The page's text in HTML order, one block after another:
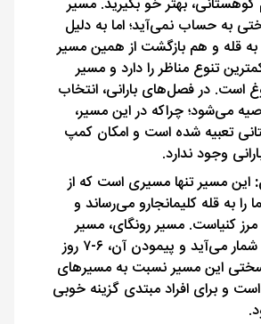
کوهستانی، بهتر خو بگیرید. مسیر
به حساب نمی‌آید؛ اما به دلیل
قله و هم بازگشت از همین مسیر
تنوع مناظر را دارد و مسیر
است. در فصل‌های بارانی، انتخاب
می‌شود؛ چراکه در این مسیر،
تعبیه شده است و امکان کمپ
وجود ندارد.
این مسیر تنها مسیری است که از
را به قله کلیمانجارو می‌رساند و
کنیاست. مسیر رونگای، مسیر
نسبتاً خلوتی به شمار می‌آید و پیمودن آن، ۶-۷ روز
این مسیر نسبت به مسیرهای
و برای افراد مبتدی گزینه خوبی